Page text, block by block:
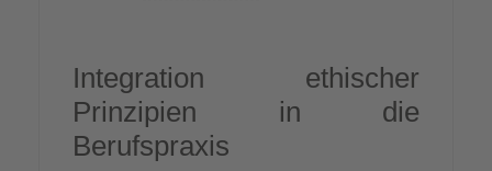
Integration ethischer
Prinzipien in die
Berufspraxis